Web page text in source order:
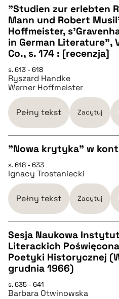
CZYSTY TEKST
pobierz cytat
BIBTEX
pobierz cytat
"Studien zur erlebten
Mann und Robert
Hoffmeister,
in German Literature”,
Co., s. 174 : [recenzja]
s. 613 - 618
Ryszard Handke
Werner Hoffmeister
Pełny tekst Zacytuj
CZYSTY TEKST
pobierz cytat
BIBTEX
pobierz cytat
"Nowa krytyka" w
s. 618 - 633
Ignacy Trostaniecki
Pełny tekst Zacytuj
CZYSTY TEKST
pobierz cytat
Sesja Naukowa
Literackich
Poetyki Historycznej
grudnia 1966)
s. 635 - 641
Barbara Otwinowska